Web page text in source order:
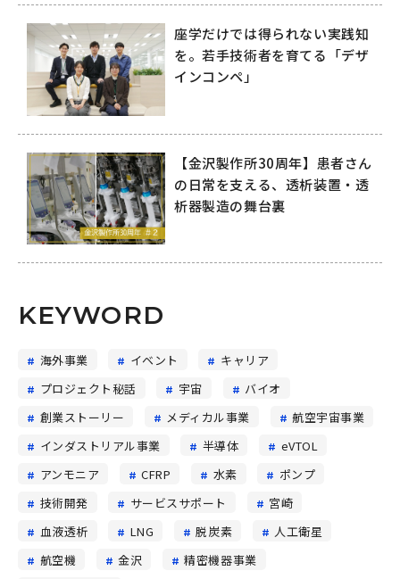
座学だけでは得られない実践知
を。若手技術者を育てる「デザ
インコンペ」
【金沢製作所30周年】患者さん
の日常を支える、透析装置・透
析器製造の舞台裏
KEYWORD
海外事業 イベント
キャリア
プロジェクト秘話
宇宙
バイオ
創業ストーリー
メディカル事業
航空宇宙事業
インダストリアル事業
半導体
eVTOL
アンモニア
CFRP 水素
ポンプ
技術開発
サービスサポート
宮崎
血液透析
LNG 脱炭素
人工衛星
航空機
金沢
精密機器事業